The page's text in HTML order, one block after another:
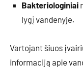
Bakteriologiniai
lygį vandenyje.
Vartojant šiuos
informaciją apie